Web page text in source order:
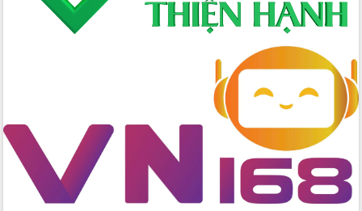
Tập huấn nâng cao năng lực triển khai
chuyển đổi số cho cán bộ, công chức
tâm đạt được mục tiêu tăng trưởng
hai con số trong năm 2026
Tổ chức trang trọng Lễ hội Đền thờ
Lương Văn Chánh năm 2026
Phó Bí thư Tỉnh ủy Đắk Lắk Đỗ Hữu